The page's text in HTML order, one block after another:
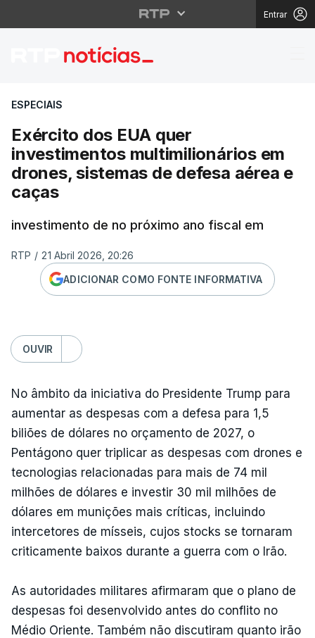
Entrar
Exército dos EUA
ESPECIAIS
Exército dos EUA quer
investimentos multimilionários em
drones, sistemas de defesa aérea e
caças
investimento de no próximo ano fiscal em
RTP / 21 Abril 2026, 20:26
ADICIONAR COMO FONTE INFORMATIVA
OUVIR
No âmbito da iniciativa do Presidente Trump para
aumentar as despesas com a defesa para 1,5
biliões de dólares no orçamento de 2027, o
Pentágono quer triplicar as despesas com drones e
tecnologias relacionadas para mais de 74 mil
milhões de dólares e investir 30 mil milhões de
dólares em munições mais críticas, incluindo
intercetores de mísseis, cujos stocks se tornaram
criticamente baixos durante a guerra com o Irão.
As autoridades militares afirmaram que o plano de
despesas foi desenvolvido antes do conflito no
Médio Oriente. Também não discutiram quanto irão